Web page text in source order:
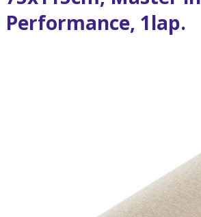
Performance, 1lap.